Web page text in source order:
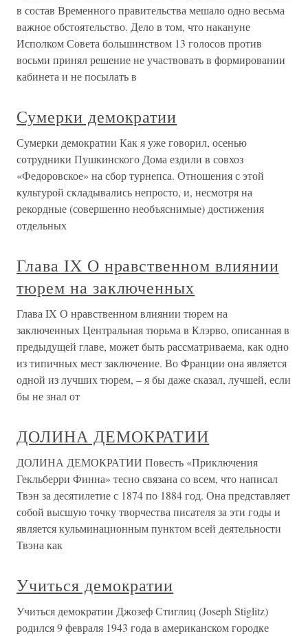
в состав Временного правительства мешало одно весьма
важное обстоятельство. Дело в том, что накануне
Исполком Совета большинством 13 голосов против
восьми принял решение не участвовать в формировании
кабинета и не посылать в
Сумерки демократии
Сумерки демократии Как я уже говорил, осенью
сотрудники Пушкинского Дома ездили в совхоз
«Федоровское» на сбор турнепса. Отношения с этой
культурой складывались непросто, и, несмотря на
рекордные (совершенно необъяснимые) достижения
отдельных
Глава IX О нравственном влиянии
тюрем на заключенных
Глава IX О нравственном влиянии тюрем на
заключенных Центральная тюрьма в Клэрво, описанная в
предыдущей главе, может быть рассматриваема, как одно
из типичных мест заключение. Во Франции она является
одной из лучших тюрем, – я бы даже сказал, лучшей, если
бы не знал от
ДОЛИНА ДЕМОКРАТИИ
ДОЛИНА ДЕМОКРАТИИ Повесть «Приключения
Гекльберри Финна» тесно связана со всем, что написал
Твэн за десятилетие с 1874 по 1884 год. Она представляет
собой высшую точку творчества писателя за эти годы и
является кульминационным пунктом всей деятельности
Твэна как
Учиться демократии
Учиться демократии Джозеф Стиглиц (Joseph Stiglitz)
родился 9 февраля 1943 года в американском городке